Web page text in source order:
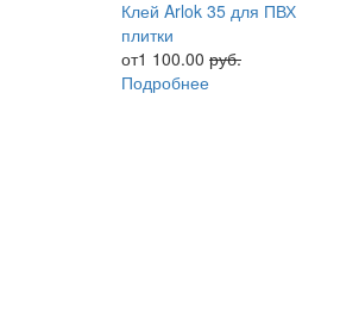
Клей Arlok 35 для ПВХ
плитки
от1 100.00 руб.
Подробнее